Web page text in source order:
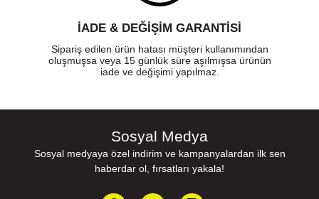
İADE & DEĞİŞİM GARANTİSİ
Sipariş edilen ürün hatası müşteri kullanımından
oluşmuşsa veya 15 günlük süre aşılmışsa ürünün
iade ve değişimi yapılmaz.
Sosyal Medya
Sosyal medyaya özel indirim ve kampanyalardan ilk sen
haberdar ol, fırsatları yakala!